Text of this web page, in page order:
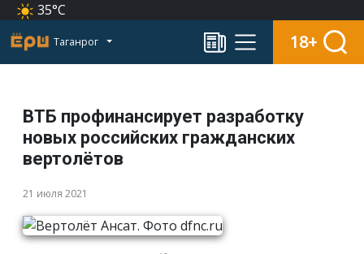
35°C
Таганрог 18+
ВТБ профинансирует разработку
новых российских гражданских
вертолётов
21 июля 2021